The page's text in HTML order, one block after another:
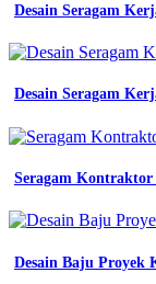
seragam
bumn
indonesia
putih
navy
Desain
Olahraga
biru
seragam
Desain Seragam
Desain Seragam
Seragam Kontraktor
Desain Baju Proyek